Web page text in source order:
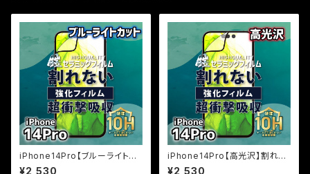
iPhone14Pro【ブルーライトカ
ット】割れないセラミックフィルム
¥2,530
iPhone14Pro【高光沢】割れな
いセラミックフィルム『鎧』全面フ
¥2,530